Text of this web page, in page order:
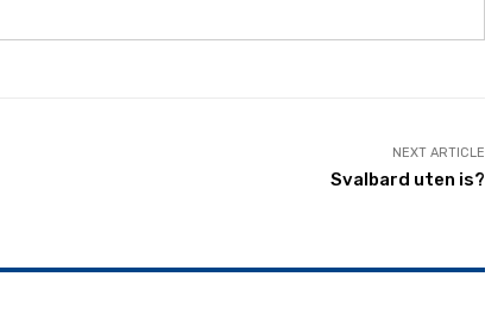
NEXT ARTICLE
Svalbard uten is?